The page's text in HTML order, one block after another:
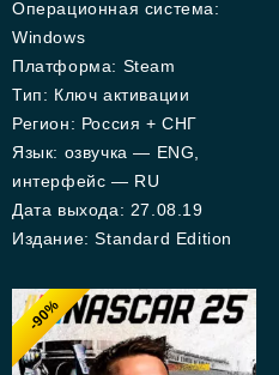
Операционная система:
Windows
Платформа: Steam
Тип: Ключ активации
Регион: Россия + СНГ
Язык: озвучка — ENG,
интерфейс — RU
Дата выхода: 27.08.19
Издание: Standard Edition
-90%